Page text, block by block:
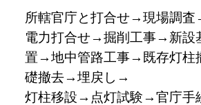
所轄官庁と打合せ→現場調
電力打合せ→掘削工事→新設
置→地中管路工事→既存灯柱
礎撤去→埋戻し→
灯柱移設→点灯試験→官庁手